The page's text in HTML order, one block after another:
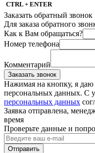
CTRL + ENTER
Заказать обратный звонок
Для заказа обратного
Как к Вам обращаться?
Номер телефона
Комментарий
Заказать звонок
Нажимая на кнопку, я даю
персональных данных. С
персональных данных
Заявка отправлена,
время
Проверьте данные и
Отправить